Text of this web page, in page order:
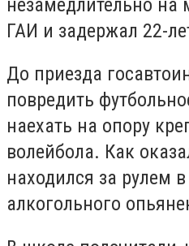
ГАИ и задержал 22-
До приезда
повредить
наехать на опору
волейбола. Как
находился за рулем
алкогольного